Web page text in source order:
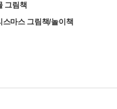
그림책
스마스 그림책/놀이책